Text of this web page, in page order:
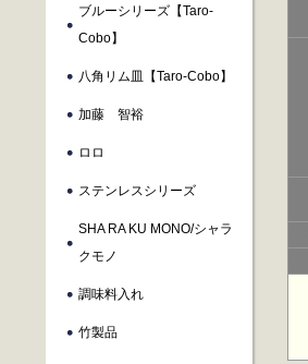
ブルーシリーズ【taro-
Cobo】
八角リム皿【taro-Cobo】
加藤 智裕
ロロ
ステンレスシリーズ
SHA RA KU MONO/シャラ
クモノ
調味料入れ
竹製品